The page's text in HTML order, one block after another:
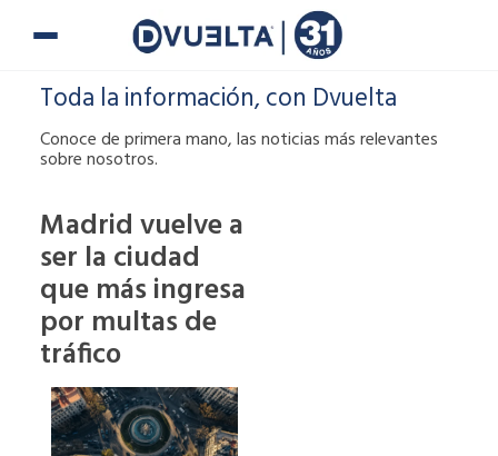
Toda la información, con Dvuelta
Conoce de primera mano, las noticias más relevantes
sobre nosotros.
Madrid vuelve a
ser la ciudad
que más ingresa
por multas de
tráfico